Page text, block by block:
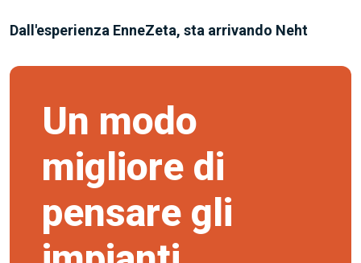
Dall'esperienza EnneZeta, sta arrivando Neht
Un modo
migliore di
pensare gli